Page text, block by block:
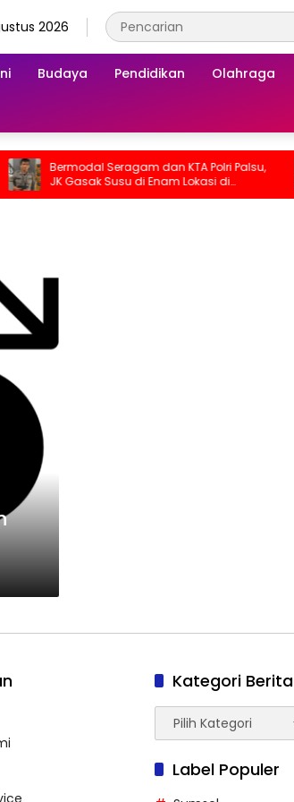
2026
Budaya Pendidikan Olahraga
Bermodal Seragam dan KTA Polri Palsu,
JK Gasak Susu di Enam Lokasi di
Palembang
Kategori Berita
Kategori
Berita
Label Populer